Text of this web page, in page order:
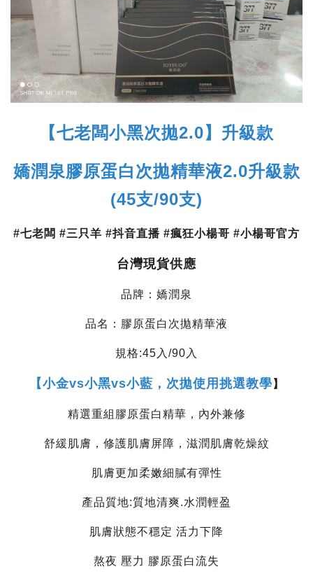
【七老闆小黑次拋2.0】升級款
嬌潤泉膠原蛋白次拋精華液2.0升級款
(45支/90支)
#七老闆 #三只羊 #抖音直播 #瘋狂小楊哥 #小楊哥官方
台灣現貨供應
品牌：嬌潤泉
品名：膠原蛋白次拋精華液
規格:45入/90入
【小金vs小黑vs小藍，次拋使用挑選教學 】
精選重組膠原蛋白精華，內外兼修
舒緩肌膚，修護肌膚屏障，滋潤肌膚乾燥紋
肌膚更加柔嫩細膩有彈性
產品質地:質地清爽.水潤輕盈
肌膚狀態不穩定 活力下降
熬夜 壓力 膠原蛋白流失